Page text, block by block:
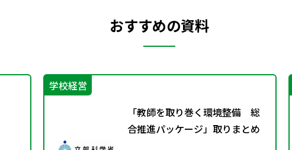
おすすめの資料
学校経営
「教師を取り巻く環境整備 総
合推進パッケージ」取りまとめ